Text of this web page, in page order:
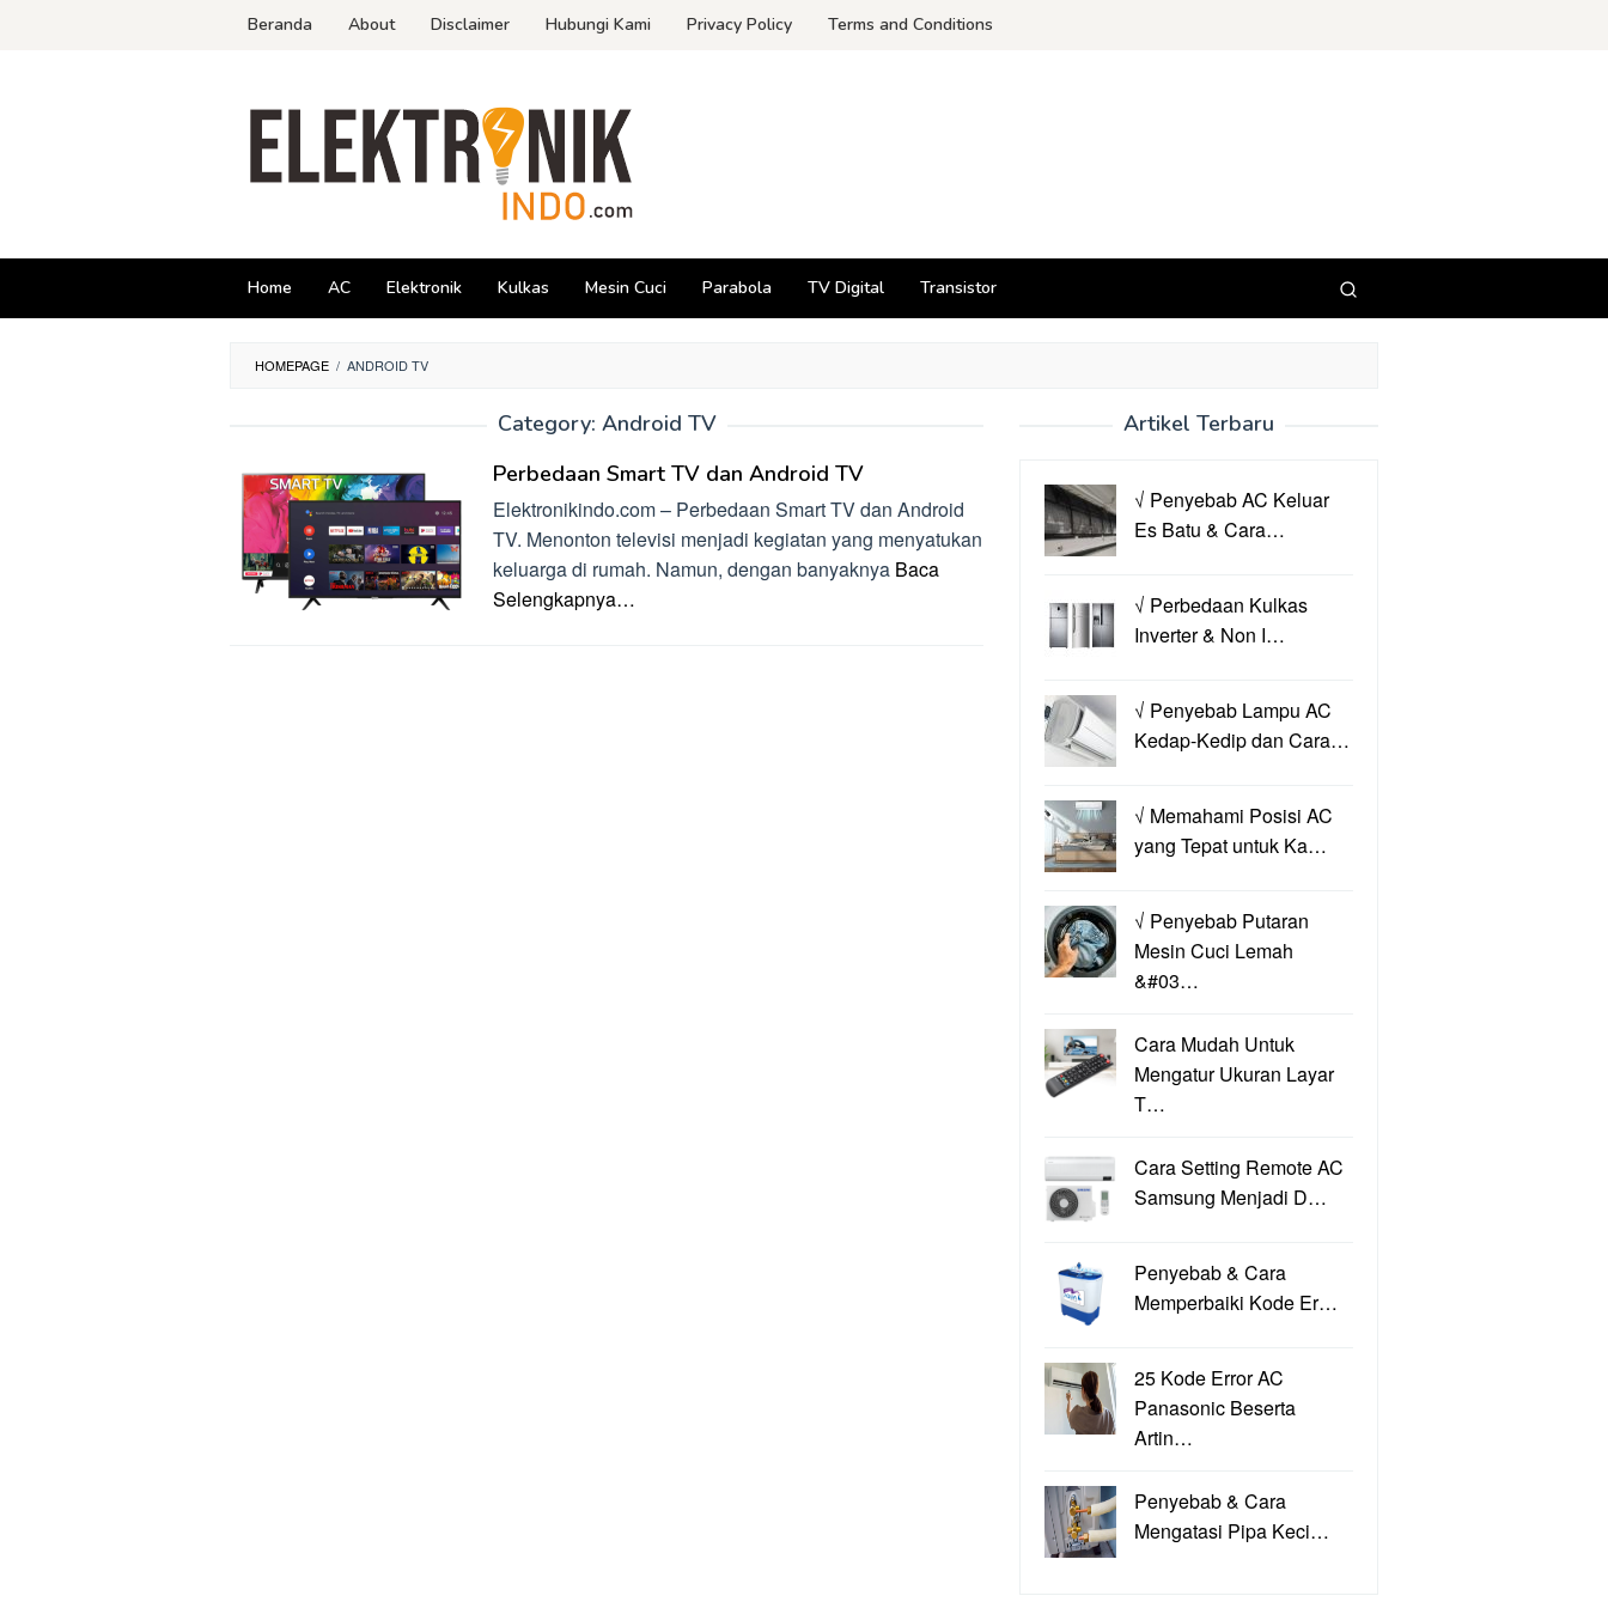
Beranda About Disclaimer Hubungi Kami Privacy Policy Terms and Conditions
Home AC Elektronik Kulkas Mesin Cuci Parabola TV Digital Transistor
HOMEPAGE / ANDROID TV
Category: Android TV
Perbedaan Smart TV dan Android TV
Elektronikindo.com – Perbedaan Smart TV dan Android
TV. Menonton televisi menjadi kegiatan yang menyatukan
keluarga di rumah. Namun, dengan banyaknya Baca
Selengkapnya…
Artikel Terbaru
√ Penyebab AC Keluar
Es Batu & Cara…
√ Perbedaan Kulkas
Inverter & Non I…
√ Penyebab Lampu AC
Kedap-Kedip dan Cara…
√ Memahami Posisi AC
yang Tepat untuk Ka…
√ Penyebab Putaran
Mesin Cuci Lemah
&#03…
Cara Mudah Untuk
Mengatur Ukuran Layar
T…
Cara Setting Remote AC
Samsung Menjadi D…
Penyebab & Cara
Memperbaiki Kode Er…
25 Kode Error AC
Panasonic Beserta
Artin…
Penyebab & Cara
Mengatasi Pipa Keci…